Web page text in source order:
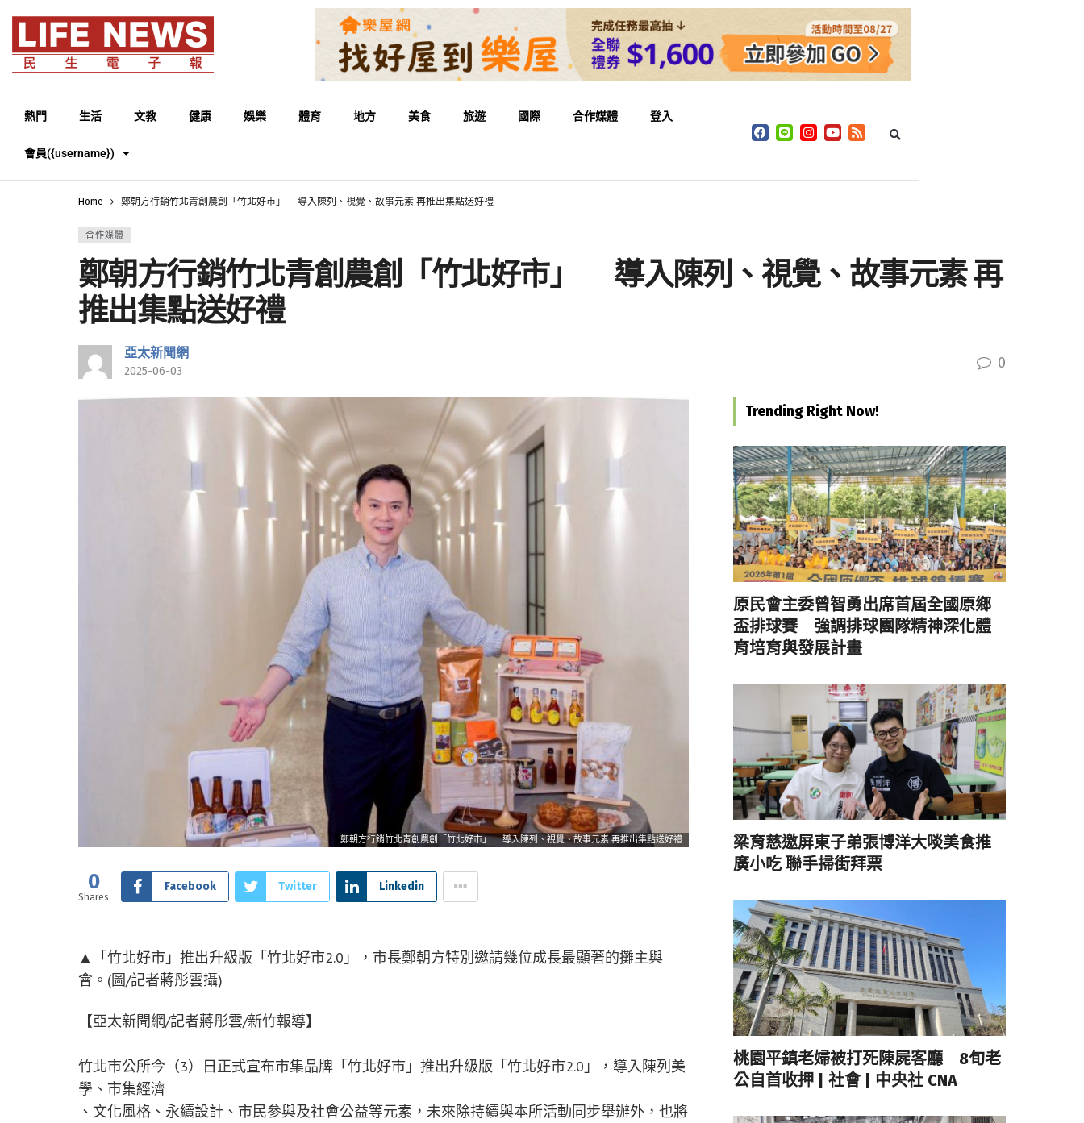
熱門 生活 文教 健康 娛樂 體育 地方 美食 旅遊 國際 合作媒體 登入
會員({username})
Home 鄭朝方行銷竹北青創農創「竹北好市」 導入陳列、視覺、故事元素 再推出集點送好禮
合作媒體
鄭朝方行銷竹北青創農創「竹北好市」 導入陳列、視覺、故事元素 再
推出集點送好禮
亞太新聞網
2025-06-03 0
鄭朝方行銷竹北青創農創「竹北好市」 導入陳列、視覺、故事元素 再推出集點送好禮
0
Shares
Facebook Twitter Linkedin
▲「竹北好市」推出升級版「竹北好市2.0」，市長鄭朝方特別邀請幾位成長最顯著的攤主與
會。(圖/記者蔣彤雲攝)
【亞太新聞網/記者蔣彤雲/新竹報導】
竹北市公所今（3）日正式宣布市集品牌「竹北好市」推出升級版「竹北好市2.0」，導入陳列美
學、市集經濟
、文化風格、永續設計、市民參與及社會公益等元素，未來除持續與本所活動同步舉辦外，也將
Trending Right Now!
原民會主委曾智勇出席首屆全國原鄉
盃排球賽 強調排球團隊精神深化體
育培育與發展計畫
梁育慈邀屏東子弟張博洋大啖美食推
廣小吃 聯手掃街拜票
桃園平鎮老婦被打死陳屍客廳 8旬老
公自首收押 | 社會 | 中央社 CNA